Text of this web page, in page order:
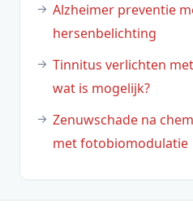
Alzheimer preventie
hersenbelichting
Tinnitus verlichten
wat is mogelijk?
Zenuwschade na
met fotobiomodulatie